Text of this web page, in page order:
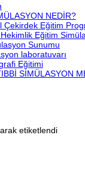
NEDİR?
Çekirdek Eğitim
Eğitim
Sunumu
laboratuvarı
Eğitimi
SİMÜLASYON
etiketlendi